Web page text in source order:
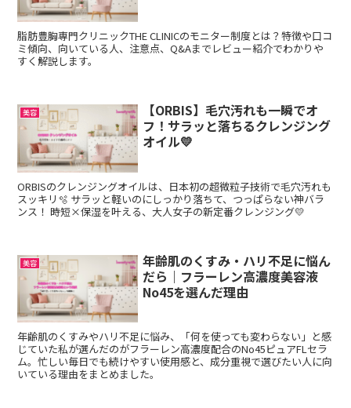
脂肪豊胸専門クリニックTHE CLINICのモニター制度とは？特徴や口コ
ミ傾向、向いている人、注意点、Q&Aまでレビュー紹介でわかりや
すく解説します。
美容
【ORBIS】毛穴汚れも一瞬でオ
フ！サラッと落ちるクレンジング
オイル💛
ORBISのクレンジングオイルは、日本初の超微粒子技術で毛穴汚れも
スッキリ🫧 サラッと軽いのにしっかり落ちて、つっぱらない神バラ
ンス！ 時短×保湿を叶える、大人女子の新定番クレンジング💛
美容
年齢肌のくすみ・ハリ不足に悩ん
だら｜フラーレン高濃度美容液
No45を選んだ理由
年齢肌のくすみやハリ不足に悩み、「何を使っても変わらない」と感
じていた私が選んだのがフラーレン高濃度配合のNo45ピュアFLセラ
ム。忙しい毎日でも続けやすい使用感と、成分重視で選びたい人に向
いている理由をまとめました。